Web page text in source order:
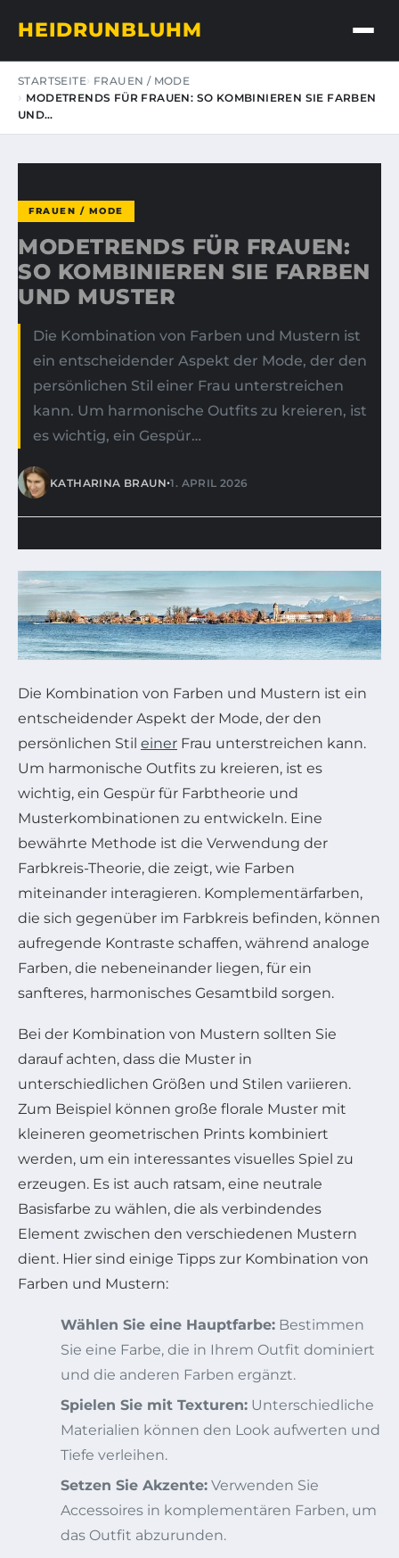
HEIDRUNBLUHM
STARTSEITE FRAUEN / MODE
MODETRENDS FÜR FRAUEN: SO KOMBINIEREN SIE FARBEN
UND…
FRAUEN / MODE
MODETRENDS FÜR FRAUEN:
SO KOMBINIEREN SIE FARBEN
UND MUSTER
Die Kombination von Farben und Mustern ist
ein entscheidender Aspekt der Mode, der den
persönlichen Stil einer Frau unterstreichen
kann. Um harmonische Outfits zu kreieren, ist
es wichtig, ein Gespür…
KATHARINA BRAUN•1. APRIL 2026
Die Kombination von Farben und Mustern ist ein
entscheidender Aspekt der Mode, der den
persönlichen Stil einer Frau unterstreichen kann.
Um harmonische Outfits zu kreieren, ist es
wichtig, ein Gespür für Farbtheorie und
Musterkombinationen zu entwickeln. Eine
bewährte Methode ist die Verwendung der
Farbkreis-Theorie, die zeigt, wie Farben
miteinander interagieren. Komplementärfarben,
die sich gegenüber im Farbkreis befinden, können
aufregende Kontraste schaffen, während analoge
Farben, die nebeneinander liegen, für ein
sanfteres, harmonisches Gesamtbild sorgen.
Bei der Kombination von Mustern sollten Sie
darauf achten, dass die Muster in
unterschiedlichen Größen und Stilen variieren.
Zum Beispiel können große florale Muster mit
kleineren geometrischen Prints kombiniert
werden, um ein interessantes visuelles Spiel zu
erzeugen. Es ist auch ratsam, eine neutrale
Basisfarbe zu wählen, die als verbindendes
Element zwischen den verschiedenen Mustern
dient. Hier sind einige Tipps zur Kombination von
Farben und Mustern:
Wählen Sie eine Hauptfarbe: Bestimmen
Sie eine Farbe, die in Ihrem Outfit dominiert
und die anderen Farben ergänzt.
Spielen Sie mit Texturen: Unterschiedliche
Materialien können den Look aufwerten und
Tiefe verleihen.
Setzen Sie Akzente: Verwenden Sie
Accessoires in komplementären Farben, um
das Outfit abzurunden.